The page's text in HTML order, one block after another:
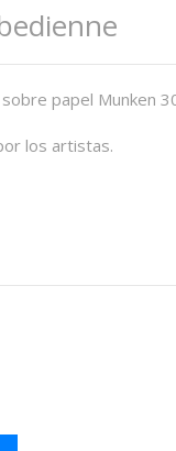
papel Munken
los artistas.